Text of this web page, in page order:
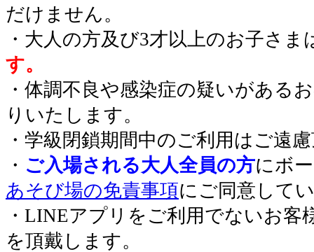
だけません。
・大人の方及び3才以上のお子さま
す。
・体調不良や感染症の疑いがある
りいたします。
・学級閉鎖期間中のご利用はご遠
・ ご入場される大人全員の方にボ
あそび場の免責事項にご同意して
・LINEアプリをご利用でないお客
を頂戴します。